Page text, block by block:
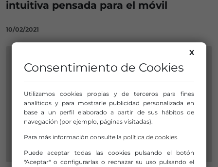
intuitiva pensada para el móvil
10/02/2021
X
Consentimiento de Cookies
Utilizamos cookies propias y de terceros para fines
analíticos y para mostrarle publicidad personalizada en
base a un perfil elaborado a partir de sus hábitos de
navegación (por ejemplo, páginas visitadas).
Para más información consulte la política de cookies.
Puede aceptar todas las cookies pulsando el botón
"Aceptar" o configurarlas o rechazar su uso pulsando el